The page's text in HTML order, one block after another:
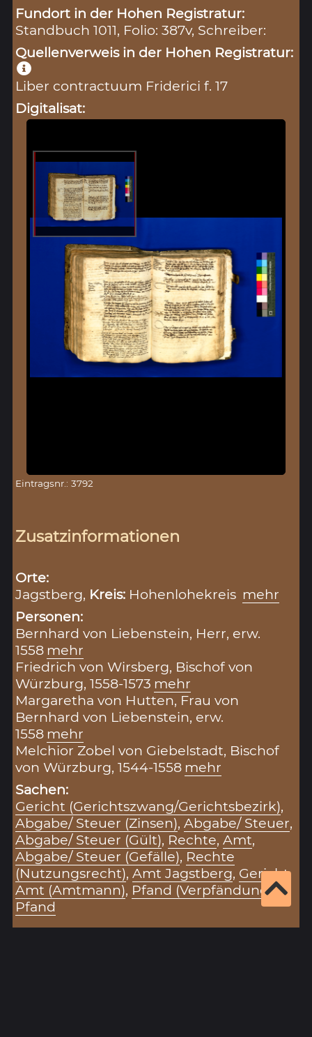
Fundort in der Hohen Registratur:
Standbuch 1011, Folio: 387v, Schreiber:
Quellenverweis in der Hohen Registratur:
Liber contractuum Friderici f. 17
Digitalisat:
Eintragsnr.: 3792
Zusatzinformationen
Orte:
Jagstberg, Kreis: Hohenlohekreis mehr
Personen:
Bernhard von Liebenstein, Herr, erw.
1558 mehr
Friedrich von Wirsberg, Bischof von
Würzburg, 1558-1573 mehr
Margaretha von Hutten, Frau von
Bernhard von Liebenstein, erw.
1558 mehr
Melchior Zobel von Giebelstadt, Bischof
von Würzburg, 1544-1558 mehr
Sachen:
Gericht (Gerichtszwang/Gerichtsbezirk),
Abgabe/ Steuer (Zinsen),Abgabe/ Steuer,
Abgabe/ Steuer (Gült), Rechte,Amt,
Abgabe/ Steuer (Gefälle), Rechte
(Nutzungsrecht),Amt Jagstberg, Gericht,
Amt (Amtmann), Pfand (Verpfändung),
Pfand